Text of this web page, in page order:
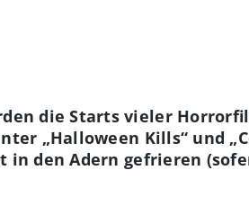
die Starts vieler
„Halloween Kills“ und
in den Adern gefrieren